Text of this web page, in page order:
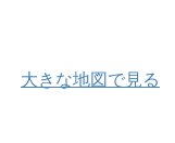
大きな地図で見る